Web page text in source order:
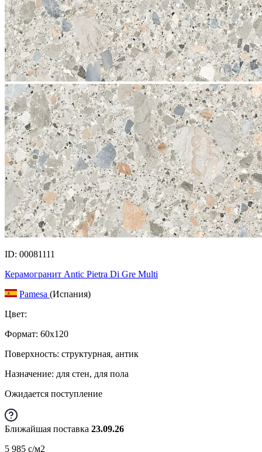
ID: 00081111
Керамогранит Antic Pietra Di Gre Multi
Pamesa (Испания)
Цвет:
Формат: 60x120
Поверхность: структурная, антик
Назначение: для стен, для пола
Ожидается поступление
Ближайшая поставка 23.09.26
5 985 c/м2